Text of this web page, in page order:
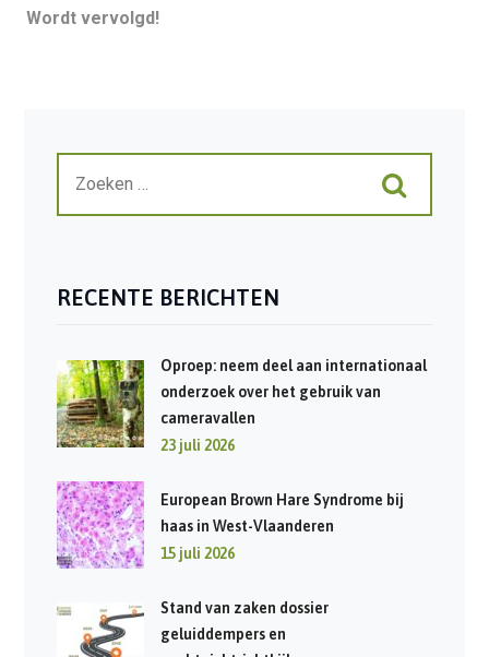
Wordt vervolgd!
RECENTE BERICHTEN
Oproep: neem deel aan internationaal
onderzoek over het gebruik van
cameravallen
23 juli 2026
European Brown Hare Syndrome bij
haas in West-Vlaanderen
15 juli 2026
Stand van zaken dossier
geluiddempers en